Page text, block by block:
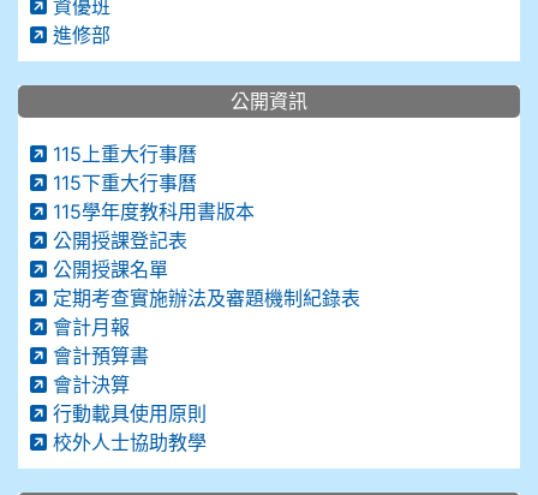
資優班
進修部
公開資訊
115上重大行事曆
115下重大行事曆
115學年度教科用書版本
公開授課登記表
公開授課名單
定期考查實施辦法及審題機制紀錄表
會計月報
會計預算書
會計決算
行動載具使用原則
校外人士協助教學